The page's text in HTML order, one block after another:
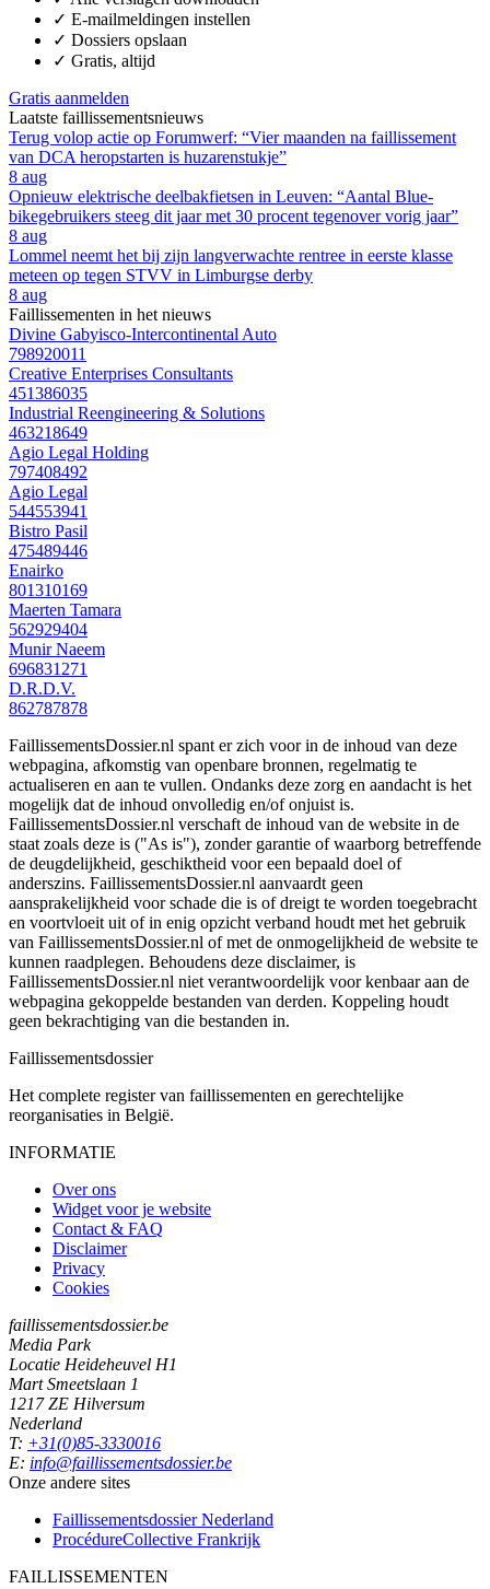
✓ E-mailmeldingen instellen
✓ Dossiers opslaan
✓ Gratis, altijd
Gratis aanmelden
Laatste faillissementsnieuws
Terug volop actie op Forumwerf: “Vier maanden na faillissement
van DCA heropstarten is huzarenstukje”
8 aug
Opnieuw elektrische deelbakfietsen in Leuven: “Aantal Blue-
bikegebruikers steeg dit jaar met 30 procent tegenover vorig jaar”
8 aug
Lommel neemt het bij zijn langverwachte rentree in eerste klasse
meteen op tegen STVV in Limburgse derby
8 aug
Faillissementen in het nieuws
Divine Gabyisco-Intercontinental Auto
798920011
Creative Enterprises Consultants
451386035
Industrial Reengineering & Solutions
463218649
Agio Legal Holding
797408492
Agio Legal
544553941
Bistro Pasil
475489446
Enairko
801310169
Maerten Tamara
562929404
Munir Naeem
696831271
D.R.D.V.
862787878
FaillissementsDossier.nl spant er zich voor in de inhoud van deze
webpagina, afkomstig van openbare bronnen, regelmatig te
actualiseren en aan te vullen. Ondanks deze zorg en aandacht is het
mogelijk dat de inhoud onvolledig en/of onjuist is.
FaillissementsDossier.nl verschaft de inhoud van de website in de
staat zoals deze is ("As is"), zonder garantie of waarborg betreffende
de deugdelijkheid, geschiktheid voor een bepaald doel of
anderszins. FaillissementsDossier.nl aanvaardt geen
aansprakelijkheid voor schade die is of dreigt te worden toegebracht
en voortvloeit uit of in enig opzicht verband houdt met het gebruik
van FaillissementsDossier.nl of met de onmogelijkheid de website te
kunnen raadplegen. Behoudens deze disclaimer, is
FaillissementsDossier.nl niet verantwoordelijk voor kenbaar aan de
webpagina gekoppelde bestanden van derden. Koppeling houdt
geen bekrachtiging van die bestanden in.
Faillissementsdossier
Het complete register van faillissementen en gerechtelijke
reorganisaties in België.
INFORMATIE
Over ons
Widget voor je website
Contact & FAQ
Disclaimer
Privacy
Cookies
faillissementsdossier.be
Media Park
Locatie Heideheuvel H1
Mart Smeetslaan 1
1217 ZE Hilversum
Nederland
T: +31(0)85-3330016
E: info@faillissementsdossier.be
Onze andere sites
Faillissementsdossier Nederland
ProcédureCollective Frankrijk
FAILLISSEMENTEN